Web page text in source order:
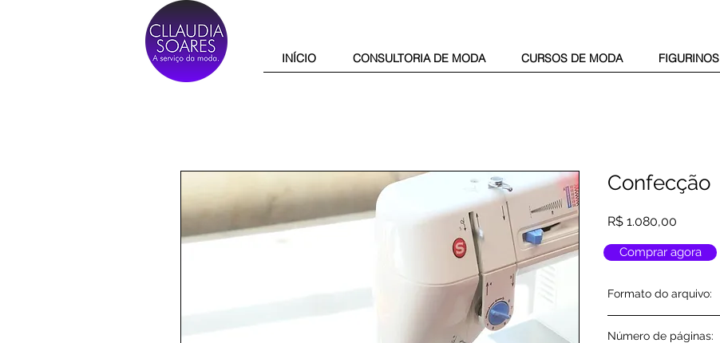
INÍCIO CONSULTORIA DE MODA CURSOS DE MODA FIGURINOS
Confecção
R$ 1.080,00
Formato do arquivo:
Número de páginas:
Comprar agora